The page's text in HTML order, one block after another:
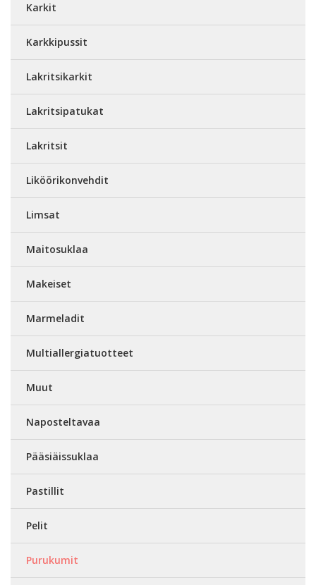
Karkit
Karkkipussit
Lakritsikarkit
Lakritsipatukat
Lakritsit
Liköörikonvehdit
Limsat
Maitosuklaa
Makeiset
Marmeladit
Multiallergiatuotteet
Muut
Naposteltavaa
Pääsiäissuklaa
Pastillit
Pelit
Purukumit